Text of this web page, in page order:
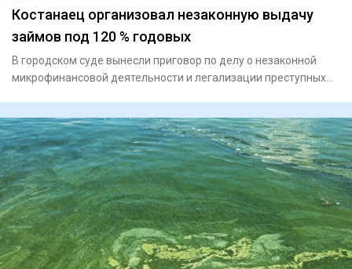
Костанаец организовал незаконную выдачу
займов под 120 % годовых
В городском суде вынесли приговор по делу о незаконной
микрофинансовой деятельности и легализации преступных